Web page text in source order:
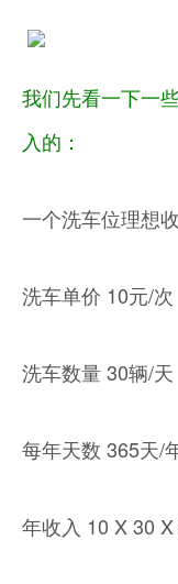
我们先看一下一
入的：
一个洗车位理想
洗车单价 10元/次
洗车数量 30辆/天
每年天数 365天/
年收入 10 X 30